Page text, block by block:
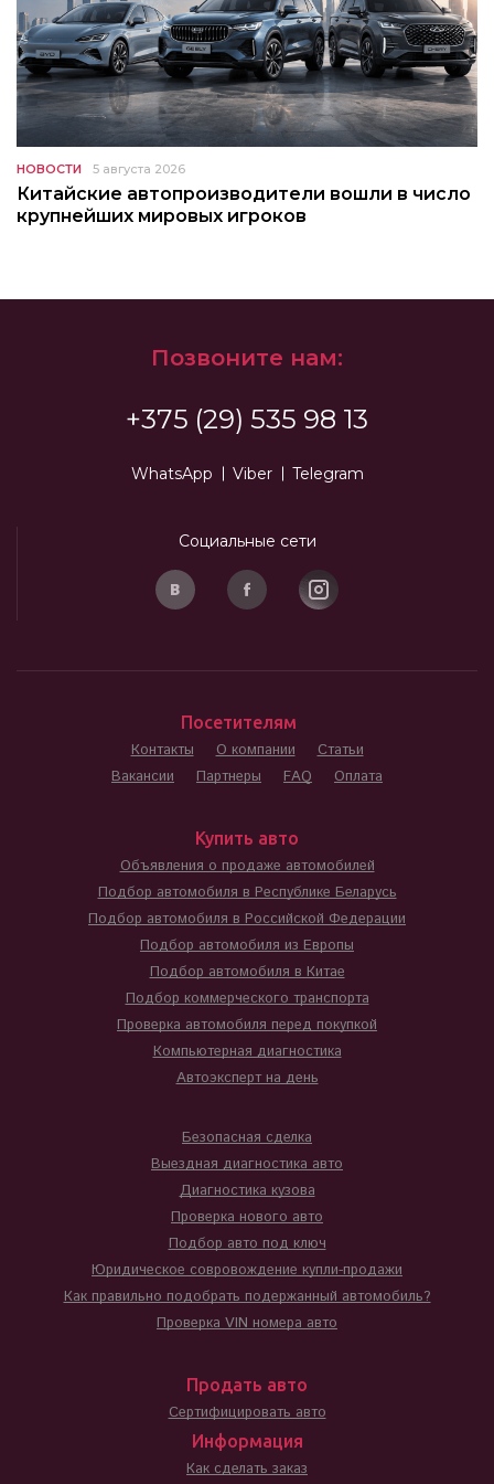
НОВОСТИ 5 августа 2026
Китайские автопроизводители вошли в число
крупнейших мировых игроков
Позвоните нам:
+375 (29) 535 98 13
WhatsApp Viber Telegram
Социальные сети
Посетителям
Контакты О компании
Статьи
Вакансии
Партнеры FAQ Оплата
Купить авто
Объявления о продаже автомобилей
Подбор автомобиля в Республике Беларусь
Подбор автомобиля в Российской Федерации
Подбор автомобиля из Европы
Подбор автомобиля в Китае
Подбор коммерческого транспорта
Проверка автомобиля перед покупкой
Компьютерная диагностика
Автоэксперт на день
Безопасная сделка
Выездная диагностика авто
Диагностика кузова
Проверка нового авто
Подбор авто под ключ
Юридическое совровождение купли-продажи
Как правильно подобрать подержанный автомобиль?
Проверка VIN номера авто
Продать авто
Сертифицировать авто
Информация
Как сделать заказ